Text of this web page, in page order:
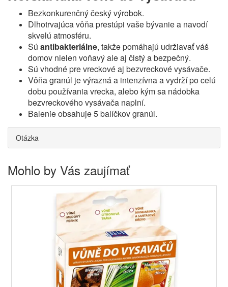
Bezkonkurenčný český výrobok.
Dlhotrvajúca vôňa prestúpi vaše bývanie a navodí
skvelú atmosféru.
Sú antibakteriálne, takže pomáhajú udržiavať váš
domov nielen voňavý ale aj čistý a bezpečný.
Sú vhodné pre vreckové aj bezvreckové vysávače.
Vôňa granúl je výrazná a intenzívna a vydrží po celú
dobu používania vrecka, alebo kým sa nádobka
bezvreckového vysávača naplní.
Balenie obsahuje 5 balíčkov granúl.
Otázka
Mohlo by Vás zaujímať